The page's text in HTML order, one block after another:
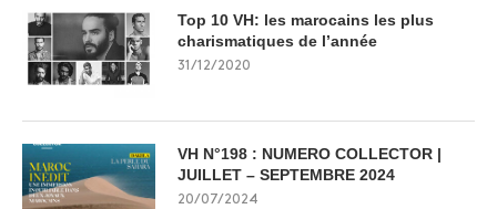
Top 10 VH: les marocains les plus
charismatiques de l’année
31/12/2020
VH N°198 : NUMERO COLLECTOR |
JUILLET – SEPTEMBRE 2024
20/07/2024